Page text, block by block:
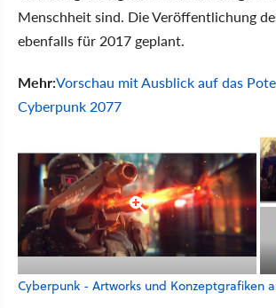
Menschheit sind. Die Veröffentlichung
ebenfalls für 2017 geplant.
Mehr:Vorschau mit Ausblick auf das
Cyberpunk 2077
Cyberpunk - Artworks und Konzeptgrafiken